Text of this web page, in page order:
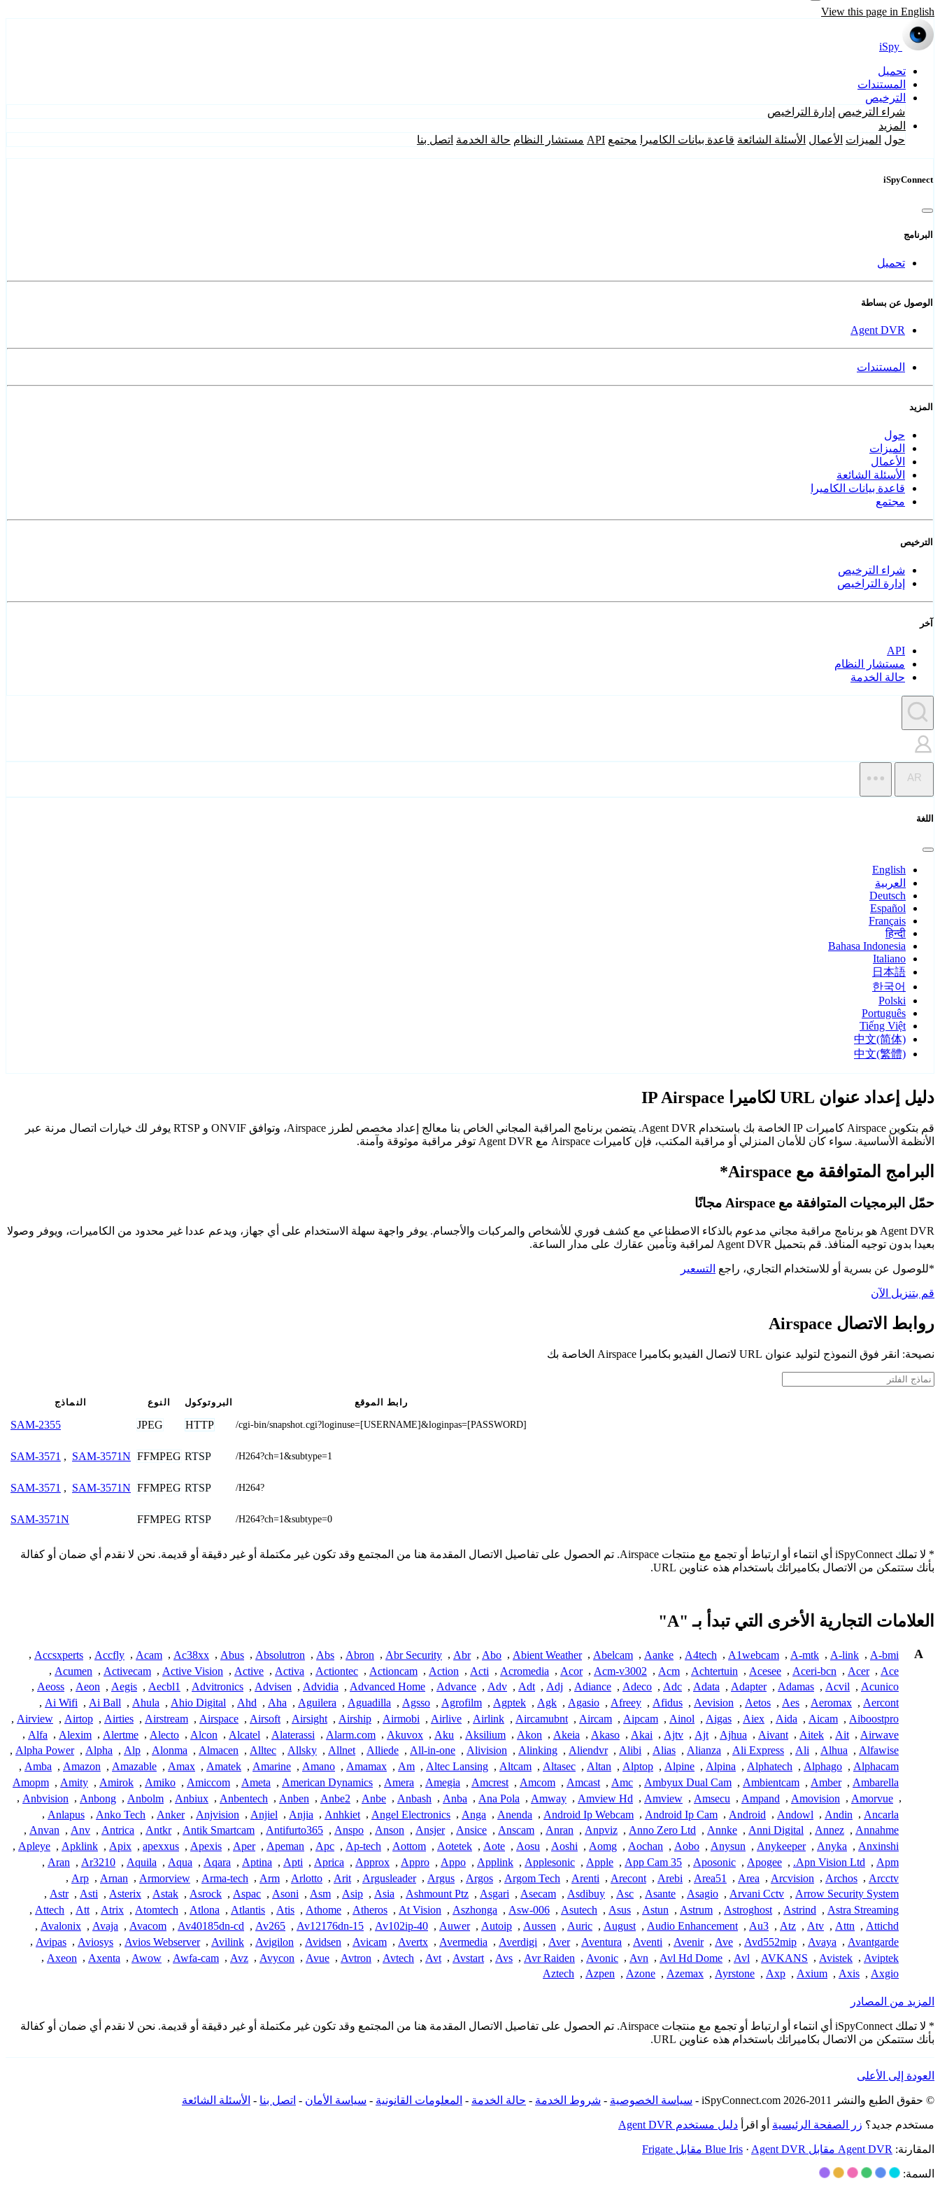
View this page in English
iSpy
تحميل
المستندات
الترخيص
شراء الترخيص إدارة التراخيص
المزيد
حول الميزات الأعمال الأسئلة الشائعة قاعدة بيانات الكاميرا مجتمع API مستشار النظام حالة الخدمة اتصل بنا
iSpyConnect
البرنامج
تحميل
الوصول عن بساطة
Agent DVR
المستندات
المزيد
حول
الميزات
الأعمال
الأسئلة الشائعة
قاعدة بيانات الكاميرا
مجتمع
الترخيص
شراء الترخيص
إدارة التراخيص
آخر
API
مستشار النظام
حالة الخدمة
AR
اللغة
English
العربية
Deutsch
Español
Français
हिन्दी
Bahasa Indonesia
Italiano
日本語
한국어
Polski
Português
Tiếng Việt
中文(简体)
中文(繁體)
دليل إعداد عنوان URL لكاميرا IP Airspace
قم بتكوين Airspace كاميرات IP الخاصة بك باستخدام Agent DVR. يتضمن برنامج المراقبة المجاني الخاص بنا معالج إعداد مخصص لطرز Airspace، وتوافق ONVIF و RTSP يوفر لك خيارات اتصال مرنة عبر
الأنظمة الأساسية. سواء كان للأمان المنزلي أو مراقبة المكتب، فإن كاميرات Airspace مع Agent DVR توفر مراقبة موثوقة وآمنة.
البرامج المتوافقة مع Airspace*
حمّل البرمجيات المتوافقة مع Airspace مجانًا
Agent DVR هو برنامج مراقبة مجاني مدعوم بالذكاء الاصطناعي مع كشف فوري للأشخاص والمركبات والأجسام. يوفر واجهة سهلة الاستخدام على أي جهاز، ويدعم عددا غير محدود من الكاميرات، ويوفر وصولا
بعيدا بدون توجيه المنافذ. قم بتحميل Agent DVR لمراقبة وتأمين عقارك على مدار الساعة.
*للوصول عن بسرية أو للاستخدام التجاري، راجع التسعير
قم بتنزيل الآن
روابط الاتصال Airspace
نصيحة: انقر فوق النموذج لتوليد عنوان URL لاتصال الفيديو بكاميرا Airspace الخاصة بك
النماذج النوع البروتوكول رابط الموقع
SAM-2355 JPEG HTTP /cgi-bin/snapshot.cgi?loginuse=[USERNAME]&loginpas=[PASSWORD]
SAM-3571 , SAM-3571N FFMPEG RTSP /H264?ch=1&subtype=1
SAM-3571 , SAM-3571N FFMPEG RTSP /H264?
SAM-3571N FFMPEG RTSP /H264?ch=1&subtype=0
* لا تملك iSpyConnect أي انتماء أو ارتباط أو تجمع مع منتجات Airspace. تم الحصول على تفاصيل الاتصال المقدمة هنا من المجتمع وقد تكون غير مكتملة أو غير دقيقة أو قديمة. نحن لا نقدم أي ضمان أو كفالة
بأنك ستتمكن من الاتصال بكاميراتك باستخدام هذه عناوين URL.
العلامات التجارية الأخرى التي تبدأ بـ "A"
A
A-bmi
,
A-link
,
A-mtk
,
A1webcam
,
A4tech
,
Aanke
,
Abelcam
,
Abient Weather
,
Abo
,
Abr
,
Abr Security
,
Abron
,
Abs
,
Absolutron
,
Abus
,
Ac38xx
,
Acam
,
Accfly
,
Accsxperts
,
Ace
,
Acer
,
Aceri-bcn
,
Acesee
,
Achtertuin
,
Acm
,
Acm-v3002
,
Acor
,
Acromedia
,
Acti
,
Action
,
Actioncam
,
Actiontec
,
Activa
,
Active
,
Active Vision
,
Activecam
,
Acumen
,
Acunico
,
Acvil
,
Adamas
,
Adapter
,
Adata
,
Adc
,
Adeco
,
Adiance
,
Adj
,
Adt
,
Adv
,
Advance
,
Advanced Home
,
Advidia
,
Advisen
,
Advitronics
,
Aecbl1
,
Aegis
,
Aeon
,
Aeoss
,
Aercont
,
Aeromax
,
Aes
,
Aetos
,
Aevision
,
Afidus
,
Afreey
,
Agasio
,
Agk
,
Agptek
,
Agrofilm
,
Agsso
,
Aguadilla
,
Aguilera
,
Aha
,
Ahd
,
Ahio Digital
,
Ahula
,
Ai Ball
,
Ai Wifi
,
Aiboostpro
,
Aicam
,
Aida
,
Aiex
,
Aigas
,
Ainol
,
Aipcam
,
Aircam
,
Aircamubnt
,
Airlink
,
Airlive
,
Airmobi
,
Airship
,
Airsight
,
Airsoft
,
Airspace
,
Airstream
,
Airties
,
Airtop
,
Airview
,
Airwave
,
Ait
,
Aitek
,
Aivant
,
Ajhua
,
Ajt
,
Ajtv
,
Akai
,
Akaso
,
Akeia
,
Akon
,
Aksilium
,
Aku
,
Akuvox
,
Alarm.com
,
Alaterassi
,
Alcatel
,
Alcon
,
Alecto
,
Alertme
,
Alexim
,
Alfa
,
Alfawise
,
Alhua
,
Ali
,
Ali Express
,
Alianza
,
Alias
,
Alibi
,
Aliendvr
,
Alinking
,
Alivision
,
All-in-one
,
Alliede
,
Allnet
,
Allsky
,
Alltec
,
Almacen
,
Alonma
,
Alp
,
Alpha
,
Alpha Power
,
Alphacam
,
Alphago
,
Alphatech
,
Alpina
,
Alpine
,
Alptop
,
Altan
,
Altasec
,
Altcam
,
Altec Lansing
,
Am
,
Amamax
,
Amano
,
Amarine
,
Amatek
,
Amax
,
Amazable
,
Amazon
,
Amba
,
Ambarella
,
Amber
,
Ambientcam
,
Ambyux Dual Cam
,
Amc
,
Amcast
,
Amcom
,
Amcrest
,
Amegia
,
Amera
,
American Dynamics
,
Ameta
,
Amiccom
,
Amiko
,
Amirok
,
Amity
,
Amopm
,
Amorvue
,
Amovision
,
Ampand
,
Amsecu
,
Amview
,
Amview Hd
,
Amway
,
Ana Pola
,
Anba
,
Anbash
,
Anbe
,
Anbe2
,
Anben
,
Anbentech
,
Anbiux
,
Anbolm
,
Anbong
,
Anbvision
,
Ancarla
,
Andin
,
Andowl
,
Android
,
Android Ip Cam
,
Android Ip Webcam
,
Anenda
,
Anga
,
Angel Electronics
,
Anhkiet
,
Anjia
,
Anjiel
,
Anjvision
,
Anker
,
Anko Tech
,
Anlapus
,
Annahme
,
Annez
,
Anni Digital
,
Annke
,
Anno Zero Ltd
,
Anpviz
,
Anran
,
Anscam
,
Ansice
,
Ansjer
,
Anson
,
Anspo
,
Antifurto365
,
Antik Smartcam
,
Antkr
,
Antrica
,
Anv
,
Anvan
,
Anxinshi
,
Anyka
,
Anykeeper
,
Anysun
,
Aobo
,
Aochan
,
Aomg
,
Aoshi
,
Aosu
,
Aote
,
Aotetek
,
Aottom
,
Ap-tech
,
Apc
,
Apeman
,
Aper
,
Apexis
,
apexxus
,
Apix
,
Apklink
,
Apleye
,
Apm
,
Apn Vision Ltd.
,
Apogee
,
Aposonic
,
App Cam 35
,
Apple
,
Applesonic
,
Applink
,
Appo
,
Appro
,
Approx
,
Aprica
,
Apti
,
Aptina
,
Aqara
,
Aqua
,
Aquila
,
Ar3210
,
Aran
,
Arcctv
,
Archos
,
Arcvision
,
Area
,
Area51
,
Arebi
,
Arecont
,
Arenti
,
Argom Tech
,
Argos
,
Argus
,
Argusleader
,
Arit
,
Arlotto
,
Arm
,
Arma-tech
,
Armorview
,
Arnan
,
Arp
,
Arrow Security System
,
Arvani Cctv
,
Asagio
,
Asante
,
Asc
,
Asdibuy
,
Asecam
,
Asgari
,
Ashmount Ptz
,
Asia
,
Asip
,
Asm
,
Asoni
,
Aspac
,
Asrock
,
Astak
,
Asterix
,
Asti
,
Astr
,
Astra Streaming
,
Astrind
,
Astroghost
,
Astrum
,
Astun
,
Asus
,
Asutech
,
Asw-006
,
Aszhonga
,
At Vision
,
Atheros
,
Athome
,
Atis
,
Atlantis
,
Atlona
,
Atomtech
,
Atrix
,
Att
,
Attech
,
Attichd
,
Attn
,
Atv
,
Atz
,
Au3
,
Audio Enhancement
,
August
,
Auric
,
Aussen
,
Autoip
,
Auwer
,
Av102ip-40
,
Av12176dn-15
,
Av265
,
Av40185dn-cd
,
Avacom
,
Avaja
,
Avalonix
,
Avantgarde
,
Avaya
,
Avd552mip
,
Ave
,
Avenir
,
Aventi
,
Aventura
,
Aver
,
Averdigi
,
Avermedia
,
Avertx
,
Avicam
,
Avidsen
,
Avigilon
,
Avilink
,
Avios Webserver
,
Aviosys
,
Avipas
,
Aviptek
,
Avistek
,
AVKANS
,
Avl
,
Avl Hd Dome
,
Avn
,
Avonic
,
Avr Raiden
,
Avs
,
Avstart
,
Avt
,
Avtech
,
Avtron
,
Avue
,
Avycon
,
Avz
,
Awfa-cam
,
Awow
,
Axenta
,
Axeon
,
Axgio
,
Axis
,
Axium
,
Axp
,
Ayrstone
,
Azemax
,
Azone
,
Azpen
,
Aztech
المزيد من المصادر
* لا تملك iSpyConnect أي انتماء أو ارتباط أو تجمع مع منتجات Airspace. تم الحصول على تفاصيل الاتصال المقدمة هنا من المجتمع وقد تكون غير مكتملة أو غير دقيقة أو قديمة. نحن لا نقدم أي ضمان أو كفالة
بأنك ستتمكن من الاتصال بكاميراتك باستخدام هذه عناوين URL.
العودة إلى الأعلى
© حقوق الطبع والنشر 2011-2026 iSpyConnect.com - سياسة الخصوصية - شروط الخدمة - حالة الخدمة - المعلومات القانونية - سياسة الأمان - اتصل بنا - الأسئلة الشائعة
مستخدم جديد؟ زر الصفحة الرئيسية أو اقرأ دليل مستخدم Agent DVR
المقارنة: Agent DVR مقابل Blue Iris · Agent DVR مقابل Frigate
السمة: